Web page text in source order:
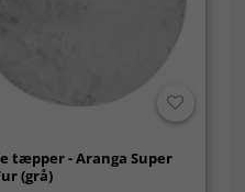
tæpper - Aranga Super
(grå)